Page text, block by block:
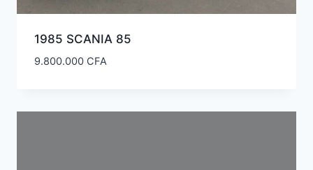
1985 SCANIA 85
9.800.000 CFA